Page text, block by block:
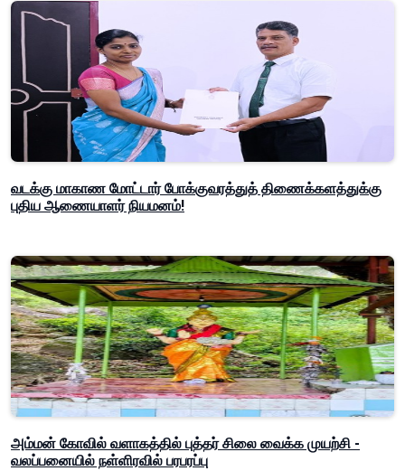
வடக்கு மாகாண மோட்டார் போக்குவரத்துத் திணைக்களத்துக்கு
புதிய ஆணையாளர் நியமனம்!
அம்மன் கோவில் வளாகத்தில் புத்தர் சிலை வைக்க முயற்சி -
வலப்பனையில் நள்ளிரவில் பரபரப்பு